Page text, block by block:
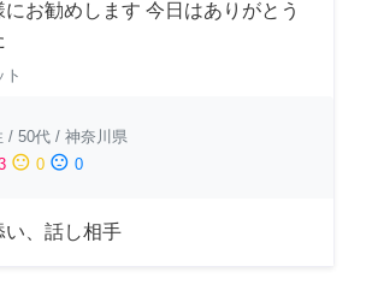
にお勧めします 今日はありがとう
ト
/ 50代 / 神奈川県
sentiment_neutral 0 sentiment_dissatisfied 0
い、話し相手